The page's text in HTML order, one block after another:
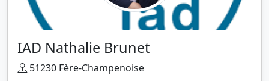
IAD Nathalie Brunet
51230 Fère-Champenoise